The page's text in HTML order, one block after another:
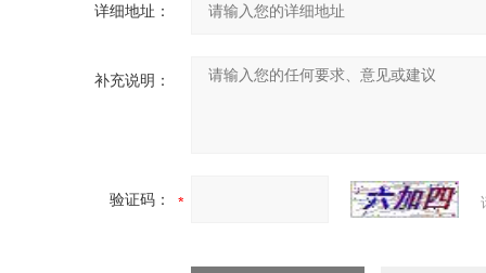
详细地址：
补充说明：
验证码：